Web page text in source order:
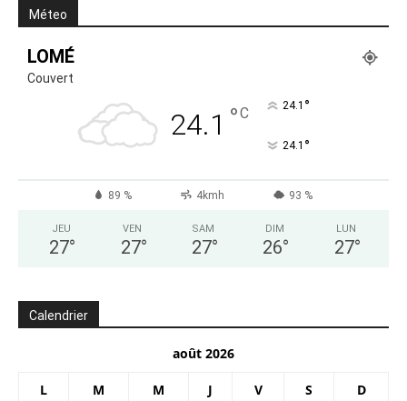
Méteo
LOMÉ
Couvert
24.1 °C 24.1 °
24.1 °
89 % 4kmh 93 %
JEU
27°
VEN
27°
SAM
27°
DIM
26°
LUN
27°
Calendrier
août 2026
L M M J V S D